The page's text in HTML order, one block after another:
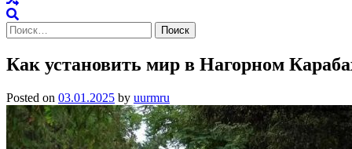
Найти:
Как установить мир в Нагорном
Posted on 03.01.2025 by uurmru